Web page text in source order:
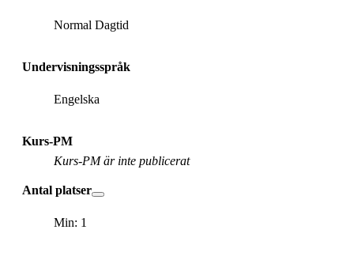
Normal Dagtid
Undervisningsspråk
Engelska
Kurs-PM
Kurs-PM är inte publicerat
Antal platser
Min: 1